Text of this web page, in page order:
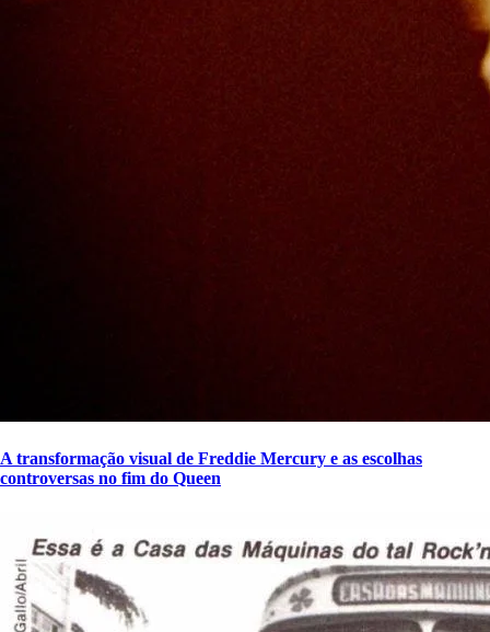
A transformação visual de Freddie Mercury e as escolhas
controversas no fim do Queen